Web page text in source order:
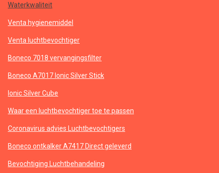
Waterkwaliteit
Venta hygienemiddel
Venta luchtbevochtiger
Boneco 7018 vervangingsfilter
Boneco A7017 Ionic Silver Stick
Ionic Silver Cube
Waar een luchtbevochtiger toe te passen
Coronavirus advies Luchtbevochtigers
Boneco ontkalker A7417 Direct geleverd
Bevochtiging Luchtbehandeling